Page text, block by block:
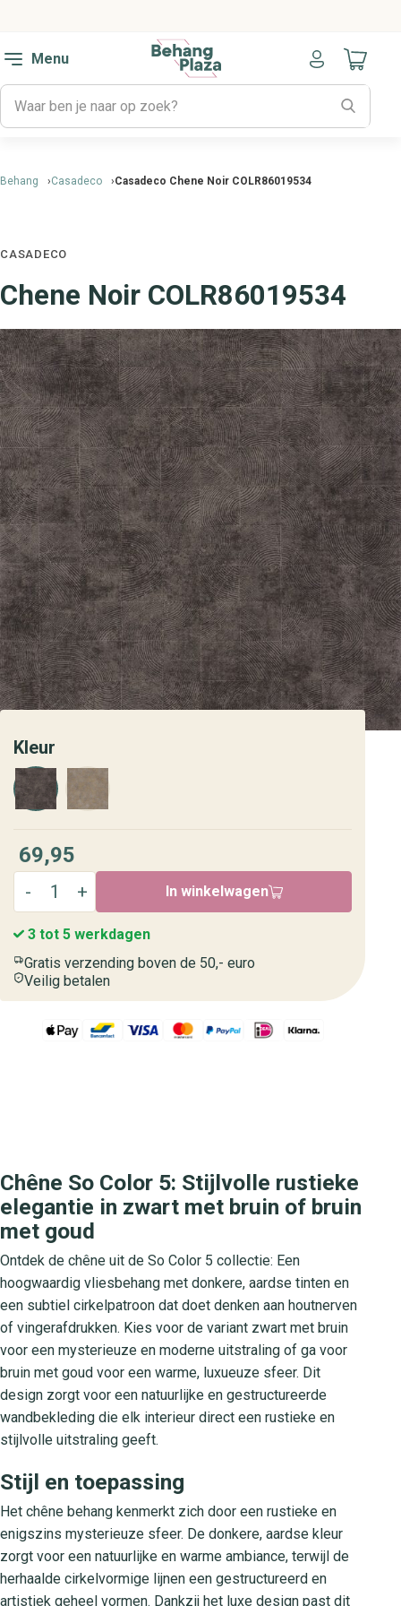
Menu
Naar
Behang Casadeco Casadeco Chene Noir COLR86019534
CASADECO
Chene Noir COLR86019534
Kleur
69,95
In winkelwagen
3 tot 5 werkdagen
Gratis verzending boven de 50,- euro
Veilig betalen
Chêne So Color 5: Stijlvolle rustieke
elegantie in zwart met bruin of bruin
met goud
Ontdek de chêne uit de So Color 5 collectie: Een
hoogwaardig vliesbehang met donkere, aardse tinten en
een subtiel cirkelpatroon dat doet denken aan houtnerven
of vingerafdrukken. Kies voor de variant zwart met bruin
voor een mysterieuze en moderne uitstraling of ga voor
bruin met goud voor een warme, luxueuze sfeer. Dit
design zorgt voor een natuurlijke en gestructureerde
wandbekleding die elk interieur direct een rustieke en
stijlvolle uitstraling geeft.
Stijl en toepassing
Het chêne behang kenmerkt zich door een rustieke en
enigszins mysterieuze sfeer. De donkere, aardse kleur
zorgt voor een natuurlijke en warme ambiance, terwijl de
herhaalde cirkelvormige lijnen een gestructureerd en
artistiek geheel vormen. Dankzij het luxe design past dit